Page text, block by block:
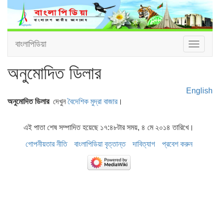
Toggle
বাংলাপিডিয়া
অনুমোদিত ডিলার
English
অনুমোদিত ডিলারদেখুনবৈদেশিক মুদ্রা বাজার।
এই পাতা শেষ সম্পাদিত হয়েছে ১৭:৪৮টার সময়, ৪ মে ২০১৪ তারিখে।
গোপনীয়তার নীতি
বাংলাপিডিয়া বৃত্তান্ত দাবিত্যাগ প্রবেশ করুন